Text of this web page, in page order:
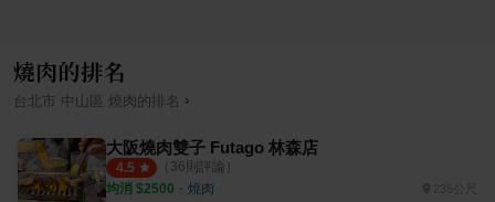
燒肉的排名
台北市 中山區 燒肉的排名 ›
大阪燒肉雙子 Futago 林森店
4.5 （ 36則評論）
均消 $2500 ・ 燒肉